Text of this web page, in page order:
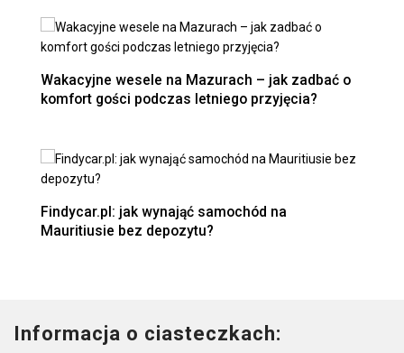
Wakacyjne wesele na Mazurach – jak zadbać o
komfort gości podczas letniego przyjęcia?
Findycar.pl: jak wynająć samochód na
Mauritiusie bez depozytu?
Informacja o ciasteczkach: